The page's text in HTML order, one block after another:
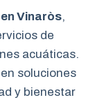
Vinaròs,
de
acuáticas.
soluciones
y bienestar